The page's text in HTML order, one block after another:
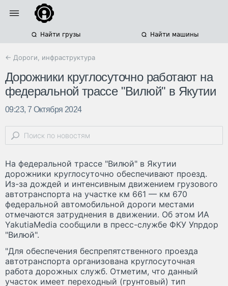
Найти грузы Найти машины
← Дороги, инфраструктура
Дорожники круглосуточно работают на
федеральной трассе "Вилюй" в Якутии
09:23, 7 Октября 2024
На федеральной трассе "Вилюй" в Якутии
дорожники круглосуточно обеспечивают проезд.
Из-за дождей и интенсивным движением грузового
автотранспорта на участке км 661 — км 670
федеральной автомобильной дороги местами
отмечаются затруднения в движении. Об этом ИА
YakutiaMedia сообщили в пресс-службе ФКУ Упрдор
"Вилюй".
"Для обеспечения беспрепятственного проезда
автотранспорта организована круглосуточная
работа дорожных служб. Отметим, что данный
участок имеет переходный (грунтовый) тип